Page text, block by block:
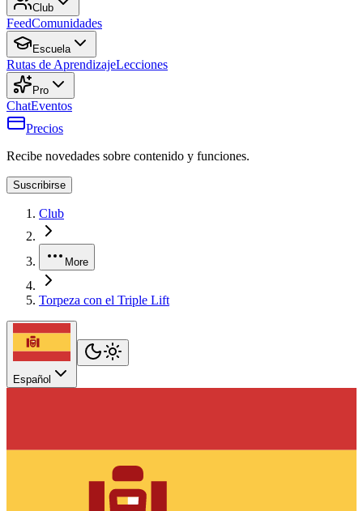
Club
FeedComunidades
Escuela
Rutas de AprendizajeLecciones
Pro
ChatEventos
Precios
Recibe novedades sobre contenido y funciones.
Suscribirse
Club
More
Torpeza con el Triple Lift
Español